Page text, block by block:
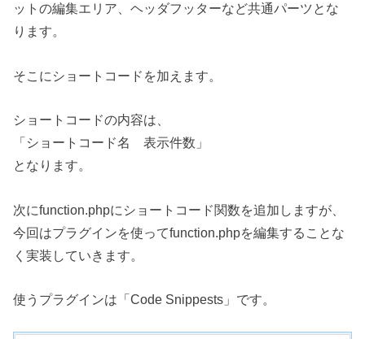
ットの編集エリア、ヘッダフッターなど共通パーツとな
ります。
そこにショートコードを加えます。
ショートコードの内容は、
「ショートコード名 表示件数」
となります。
次にfunction.phpにショートコード関数を追加しますが、
今回はプラグインを使ってfunction.phpを編集することな
く実装していきます。
使うプラグインは「Code Snippests」です。